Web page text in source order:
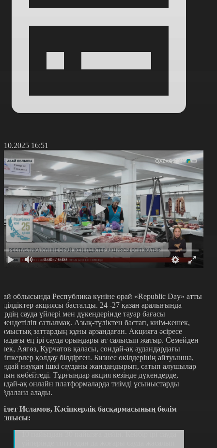
16:51
0:00 / 0:00
облысында Республика күніне орай «Republic Day» атты
акциясы басталды. 24 -27 қазан аралығында
сауда үйлері мен дүкендерінде тауар бағасы
сатылмақ. Азық-түліктен бастап, киім-кешек,
заттардың құны арзандаған. Акцияға әсіресе
ең ірі сауда орындары ат салысып жатыр. Семейден
Аягөз, Курчатов қаласы, сондай-ақ аудандардағы
қолдау білдірген. Бизнес өкілдерінің айтуынша,
науқан ішкі сауданы жандандырып, сатып алушылар
көбейтеді. Тұрғындар акция кезінде дүкендерде,
ақ онлайн платформаларда тиімді ұсыныстарды
алады.
Исламов, Кәсіпкерлік басқармасының бөлім